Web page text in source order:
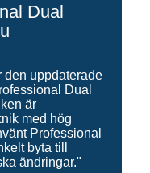
Dual
den uppdaterade
Dual
är
med hög
Professional
byta till
ändringar."